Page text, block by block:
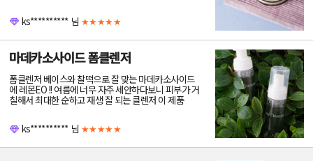
ks********** 님 ★★★★★
마데카소사이드 폼클렌저
폼클렌저 베이스와 찰떡으로 잘 맞는 마데카소사이드
에 레몬EO !! 여름에 너무 자주 세안하다보니 피부가 거
칠해서 최대한 순하고 재생 잘 되는 클렌저 이 제품
ks********** 님 ★★★★★